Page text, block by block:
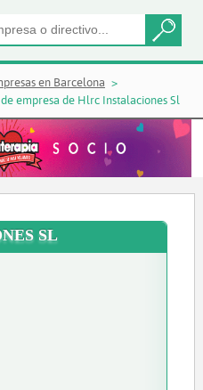
en Barcelona
empresa de Hlrc Instalaciones Sl
SL